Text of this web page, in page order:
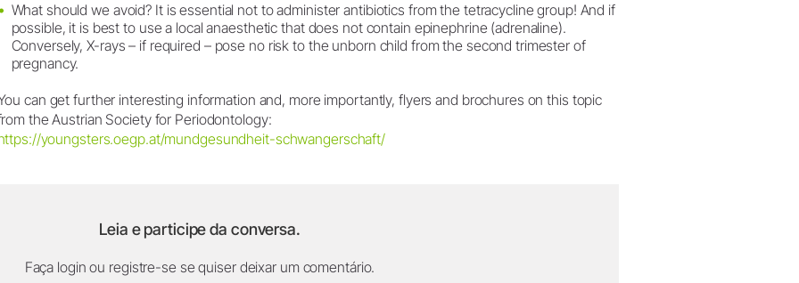
What should we avoid? It is essential not to administer antibiotics from the tetracycline group! And if
possible, it is best to use a local anaesthetic that does not contain epinephrine (adrenaline).
Conversely, X-rays – if required – pose no risk to the unborn child from the second trimester of
pregnancy.
can get further interesting information and, more importantly, flyers and brochures on this topic
the Austrian Society for Periodontology:
youngsters.oegp.at/mundgesundheit-schwangerschaft/
Leia e participe da conversa.
Faça login ou registre-se se quiser deixar um comentário.